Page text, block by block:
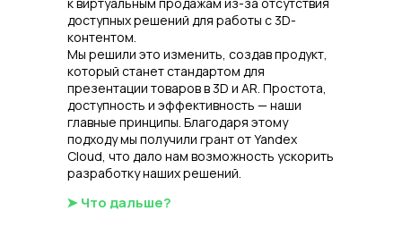
доступных решений для работы с 3D-
контентом.
Мы решили это изменить, создав продукт,
который станет стандартом для
презентации товаров в 3D и AR. Простота,
доступность и эффективность — наши
главные принципы. Благодаря этому
подходу мы получили грант от Yandex
Cloud, что дало нам возможность ускорить
разработку наших решений.
➤Что дальше?
Общество с ограниченной ответственностью
«Аригами», ИНН/КПП: 9 702 065 340/770201001, ОГРН:
318 774 600 210 660 Юр. адрес: 129 110, г. Москва,
вн.тер.г. Муниципальный округ Мещанский, пр-
кт Олимпийский, д. 22, кв. 137
Основной код — 62.01 Разработка компьютерного
программного обеспечения Коды видов деятельности
в области ИТ из приказа Минцифры 1.01, 1.05, 1.07